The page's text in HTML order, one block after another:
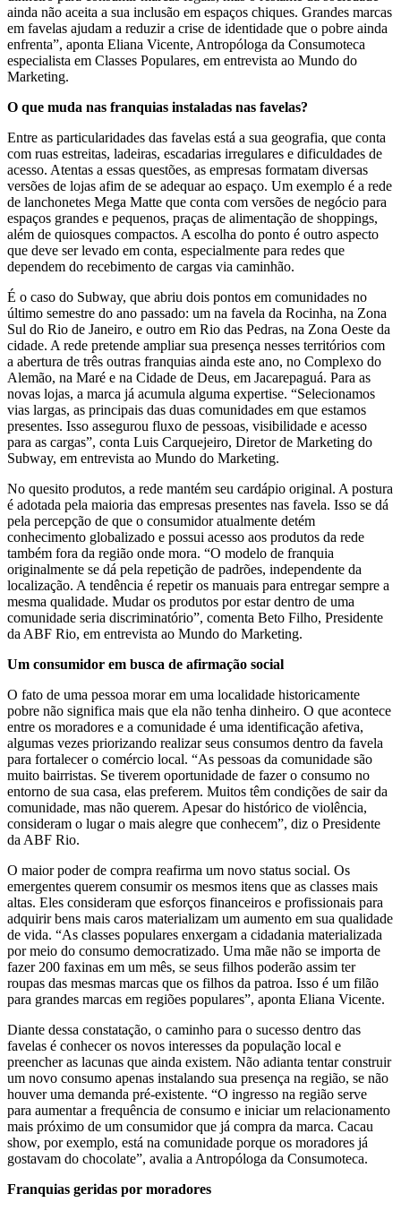
ainda não aceita a sua inclusão em espaços chiques. Grandes marcas
em favelas ajudam a reduzir a crise de identidade que o pobre ainda
enfrenta”, aponta Eliana Vicente, Antropóloga da Consumoteca
especialista em Classes Populares, em entrevista ao Mundo do
Marketing.
O que muda nas franquias instaladas nas favelas?
Entre as particularidades das favelas está a sua geografia, que conta
com ruas estreitas, ladeiras, escadarias irregulares e dificuldades de
acesso. Atentas a essas questões, as empresas formatam diversas
versões de lojas afim de se adequar ao espaço. Um exemplo é a rede
de lanchonetes Mega Matte que conta com versões de negócio para
espaços grandes e pequenos, praças de alimentação de shoppings,
além de quiosques compactos. A escolha do ponto é outro aspecto
que deve ser levado em conta, especialmente para redes que
dependem do recebimento de cargas via caminhão.
É o caso do Subway, que abriu dois pontos em comunidades no
último semestre do ano passado: um na favela da Rocinha, na Zona
Sul do Rio de Janeiro, e outro em Rio das Pedras, na Zona Oeste da
cidade. A rede pretende ampliar sua presença nesses territórios com
a abertura de três outras franquias ainda este ano, no Complexo do
Alemão, na Maré e na Cidade de Deus, em Jacarepaguá. Para as
novas lojas, a marca já acumula alguma expertise. “Selecionamos
vias largas, as principais das duas comunidades em que estamos
presentes. Isso assegurou fluxo de pessoas, visibilidade e acesso
para as cargas”, conta Luis Carquejeiro, Diretor de Marketing do
Subway, em entrevista ao Mundo do Marketing.
No quesito produtos, a rede mantém seu cardápio original. A postura
é adotada pela maioria das empresas presentes nas favela. Isso se dá
pela percepção de que o consumidor atualmente detém
conhecimento globalizado e possui acesso aos produtos da rede
também fora da região onde mora. “O modelo de franquia
originalmente se dá pela repetição de padrões, independente da
localização. A tendência é repetir os manuais para entregar sempre a
mesma qualidade. Mudar os produtos por estar dentro de uma
comunidade seria discriminatório”, comenta Beto Filho, Presidente
da ABF Rio, em entrevista ao Mundo do Marketing.
Um consumidor em busca de afirmação social
O fato de uma pessoa morar em uma localidade historicamente
pobre não significa mais que ela não tenha dinheiro. O que acontece
entre os moradores e a comunidade é uma identificação afetiva,
algumas vezes priorizando realizar seus consumos dentro da favela
para fortalecer o comércio local. “As pessoas da comunidade são
muito bairristas. Se tiverem oportunidade de fazer o consumo no
entorno de sua casa, elas preferem. Muitos têm condições de sair da
comunidade, mas não querem. Apesar do histórico de violência,
consideram o lugar o mais alegre que conhecem”, diz o Presidente
da ABF Rio.
O maior poder de compra reafirma um novo status social. Os
emergentes querem consumir os mesmos itens que as classes mais
altas. Eles consideram que esforços financeiros e profissionais para
adquirir bens mais caros materializam um aumento em sua qualidade
de vida. “As classes populares enxergam a cidadania materializada
por meio do consumo democratizado. Uma mãe não se importa de
fazer 200 faxinas em um mês, se seus filhos poderão assim ter
roupas das mesmas marcas que os filhos da patroa. Isso é um filão
para grandes marcas em regiões populares”, aponta Eliana Vicente.
Diante dessa constatação, o caminho para o sucesso dentro das
favelas é conhecer os novos interesses da população local e
preencher as lacunas que ainda existem. Não adianta tentar construir
um novo consumo apenas instalando sua presença na região, se não
houver uma demanda pré-existente. “O ingresso na região serve
para aumentar a frequência de consumo e iniciar um relacionamento
mais próximo de um consumidor que já compra da marca. Cacau
show, por exemplo, está na comunidade porque os moradores já
gostavam do chocolate”, avalia a Antropóloga da Consumoteca.
Franquias geridas por moradores